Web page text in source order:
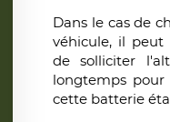
Dans le cas de
véhicule, il peut
de solliciter
longtemps
cette batterie